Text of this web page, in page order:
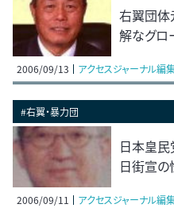
右翼団体
解なグロ
2006/09/13 アクセスジャーナル編
#右翼・暴力団
日本皇民
日街宣の
2006/09/11 アクセスジャーナル編